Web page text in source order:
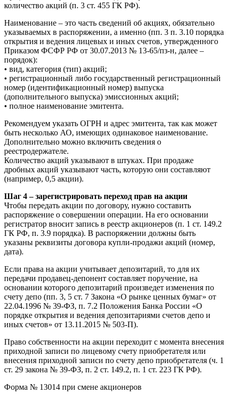
количество акций (п. 3 ст. 455 ГК РФ).
Наименование – это часть сведений об акциях, обязательно
указываемых в распоряжении, а именно (пп. 3 п. 3.10 порядка
открытия и ведения лицевых и иных счетов, утвержденного
Приказом ФСФР РФ от 30.07.2013 № 13-65/пз-н, далее –
порядок):
• вид, категория (тип) акций;
• регистрационный либо государственный регистрационный
номер (идентификационный номер) выпуска
(дополнительного выпуска) эмиссионных акций;
• полное наименование эмитента.
Рекомендуем указать ОГРН и адрес эмитента, так как может
быть несколько АО, имеющих одинаковое наименование.
Дополнительно можно включить сведения о
реестродержателе.
Количество акций указывают в штуках. При продаже
дробных акций указывают часть, которую они составляют
(например, 0,5 акции).
Шаг 4 – зарегистрировать переход прав на акции
Чтобы передать акции по договору, нужно составить
распоряжение о совершении операции. На его основании
регистратор вносит запись в реестр акционеров (п. 1 ст. 149.2
ГК РФ, п. 3.9 порядка). В распоряжении должны быть
указаны реквизиты договора купли-продажи акций (номер,
дата).
Если права на акции учитывает депозитарий, то для их
передачи продавец-депонент составляет поручение, на
основании которого депозитарий произведет изменения по
счету депо (пп. 3, 5 ст. 7 Закона «О рынке ценных бумаг» от
22.04.1996 № 39-ФЗ, п. 7.2 Положения Банка России «О
порядке открытия и ведения депозитариями счетов депо и
иных счетов» от 13.11.2015 № 503-П).
Право собственности на акции переходит с момента внесения
приходной записи по лицевому счету приобретателя или
внесения приходной записи по счету депо приобретателя (ч. 1
ст. 29 закона № 39-ФЗ, п. 2 ст. 149.2, п. 1 ст. 223 ГК РФ).
Форма № 13014 при смене акционеров